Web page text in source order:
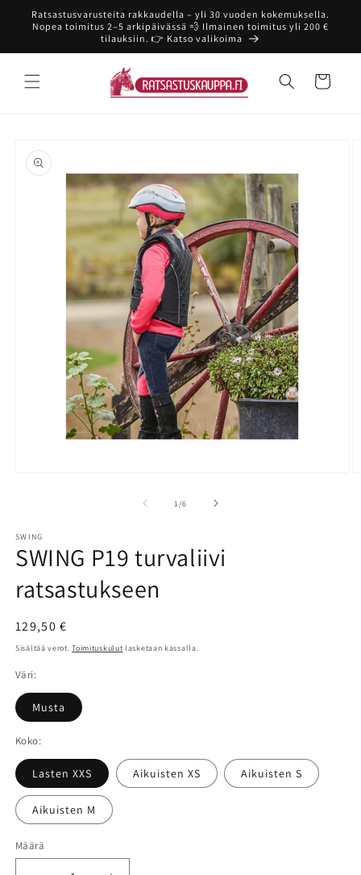
siirry
sisältöön
Ratsastusvarusteita rakkaudella – yli 30 vuoden kokemuksella.
Nopea toimitus 2–5 arkipäivässä 💨 Ilmainen toimitus yli 200 €
tilauksiin. 👉 Katso valikoima
Ostoskori
tuotetietoihin
1//6
SWING
SWING P19 turvaliivi
ratsastukseen
Normaalihinta
129,50 €
Sisältää verot.Toimituskulut lasketaan kassalla.
Väri:
Musta
Koko:
Lasten XXS Aikuisten XS Aikuisten S
Aikuisten M
Määrä
Määrä